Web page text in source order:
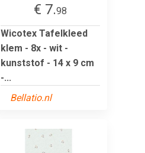
€ 7.98
Wicotex Tafelkleed
klem - 8x - wit -
kunststof - 14 x 9 cm
-...
Bellatio.nl